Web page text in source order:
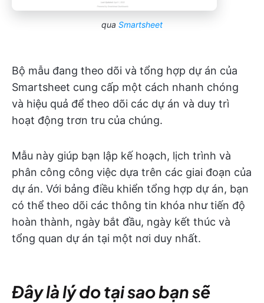
qua Smartsheet
Bộ mẫu đang theo dõi và tổng hợp dự án của
Smartsheet cung cấp một cách nhanh chóng
và hiệu quả để theo dõi các dự án và duy trì
hoạt động trơn tru của chúng.
Mẫu này giúp bạn lập kế hoạch, lịch trình và
phân công công việc dựa trên các giai đoạn của
dự án. Với bảng điều khiển tổng hợp dự án, bạn
có thể theo dõi các thông tin khóa như tiến độ
hoàn thành, ngày bắt đầu, ngày kết thúc và
tổng quan dự án tại một nơi duy nhất.
Đây là lý do tại sao bạn sẽ